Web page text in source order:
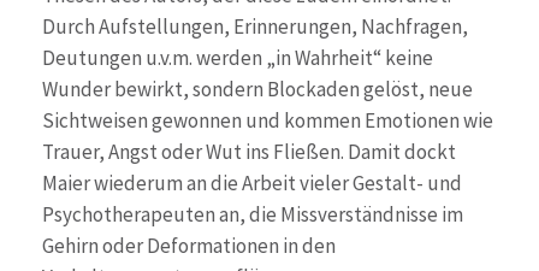
Durch Aufstellungen, Erinnerungen, Nachfragen,
Deutungen u.v.m. werden „in Wahrheit“ keine
Wunder bewirkt, sondern Blockaden gelöst, neue
Sichtweisen gewonnen und kommen Emotionen wie
Trauer, Angst oder Wut ins Fließen. Damit dockt
Maier wiederum an die Arbeit vieler Gestalt- und
Psychotherapeuten an, die Missverständnisse im
Gehirn oder Deformationen in den